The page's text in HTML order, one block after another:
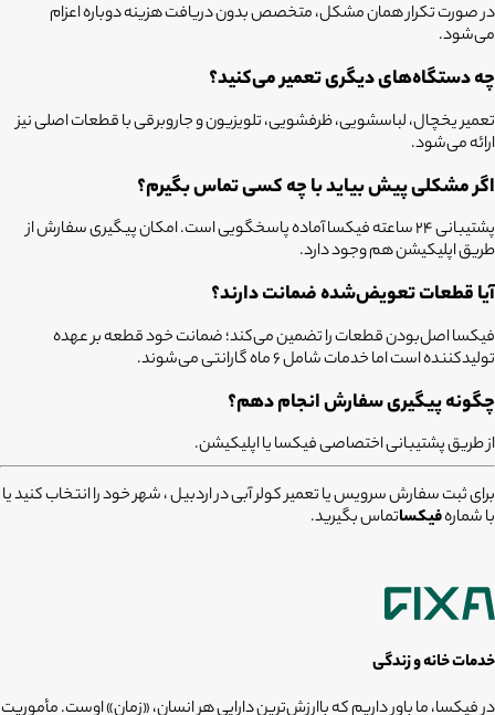
در صورت تکرار همان مشکل، متخصص بدون دریافت هزینه دوباره اعزام
می‌شود.
چه دستگاه‌های دیگری تعمیر می‌کنید؟
تعمیر یخچال، لباسشویی، ظرفشویی، تلویزیون و جاروبرقی با قطعات اصلی نیز
ارائه می‌شود.
اگر مشکلی پیش بیاید با چه کسی تماس بگیرم؟
پشتیبانی 24 ساعته فیکسا آماده پاسخگویی است. امکان پیگیری سفارش از
طریق اپلیکیشن هم وجود دارد.
آیا قطعات تعویض‌شده ضمانت دارند؟
فیکسا اصل‌بودن قطعات را تضمین می‌کند؛ ضمانت خود قطعه بر عهده
تولیدکننده است اما خدمات شامل ۶ ماه گارانتی می‌شوند.
چگونه پیگیری سفارش انجام دهم؟
از طریق پشتیبانی اختصاصی فیکسا یا اپلیکیشن.
برای ثبت سفارش سرویس یا تعمیر کولر آبی در اردبیل ، شهر خود را انتخاب کنید یا
با شمارهفیکساتماس بگیرید.
خدمات خانه و زندگی
در فیکسا، ما باور داریم که باارزش‌ترین دارایی هر انسان، «زمان» اوست. مأموریت